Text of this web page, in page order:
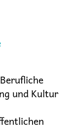
und Kultur